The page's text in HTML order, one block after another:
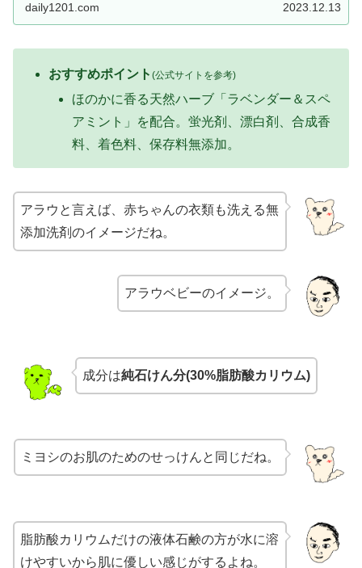
daily1201.com 2023.12.13
おすすめポイント(公式サイトを参考)
ほのかに香る天然ハーブ「ラベンダー＆スペ
アミント」を配合。蛍光剤、漂白剤、合成香
料、着色料、保存料無添加。
アラウと言えば、赤ちゃんの衣類も洗える無
添加洗剤のイメージだね。
アラウベビーのイメージ。
成分は純石けん分(30%脂肪酸カリウム)
ミヨシのお肌のためのせっけんと同じだね。
脂肪酸カリウムだけの液体石鹸の方が水に溶
けやすいから肌に優しい感じがするよね。